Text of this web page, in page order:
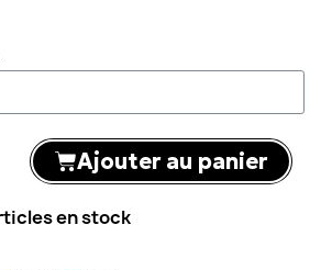
Ajouter au panier
en stock